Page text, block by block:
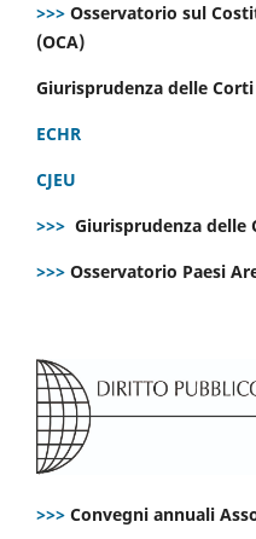
>>> Osservatorio sul
(OCA)
Giurisprudenza delle
ECHR
CJEU
>>> Giurisprudenza delle
>>> Osservatorio Paesi
>>> Convegni annuali